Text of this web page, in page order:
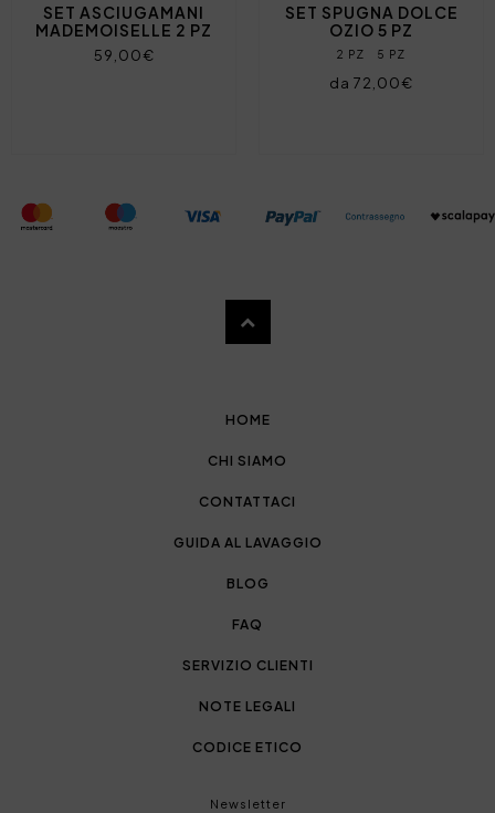
SET ASCIUGAMANI
MADEMOISELLE 2 PZ
59,00€
SET SPUGNA DOLCE
OZIO 5 PZ
2 PZ 5 PZ
da 72,00€
HOME
CHI SIAMO
CONTATTACI
GUIDA AL LAVAGGIO
BLOG
FAQ
SERVIZIO CLIENTI
NOTE LEGALI
CODICE ETICO
Newsletter